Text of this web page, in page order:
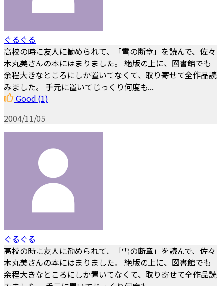
ぐるぐる
高校の時に友人に勧められて、「雪の断章」を読んで、佐々
木丸美さんの本にはまりました。 絶版の上に、図書館でも
余程大きなところにしか置いてなくて、取り寄せて全作品読
みました。 手元に置いてじっくり何度も...
Good (1)
2004/11/05
ぐるぐる
高校の時に友人に勧められて、「雪の断章」を読んで、佐々
木丸美さんの本にはまりました。 絶版の上に、図書館でも
余程大きなところにしか置いてなくて、取り寄せて全作品読